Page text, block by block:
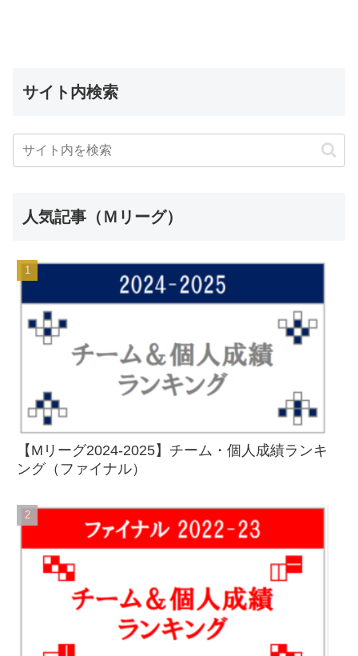
サイト内検索
人気記事（Ｍリーグ）
【Mリーグ2024-2025】チーム・個人成績ランキ
ング（ファイナル）